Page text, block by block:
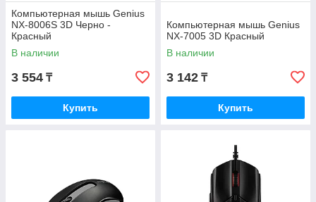
Компьютерная мышь Genius
NX-8006S 3D Черно -
Красный
В наличии
3 554 ₸
Купить
Компьютерная мышь Genius
NX-7005 3D Красный
В наличии
3 142 ₸
Купить